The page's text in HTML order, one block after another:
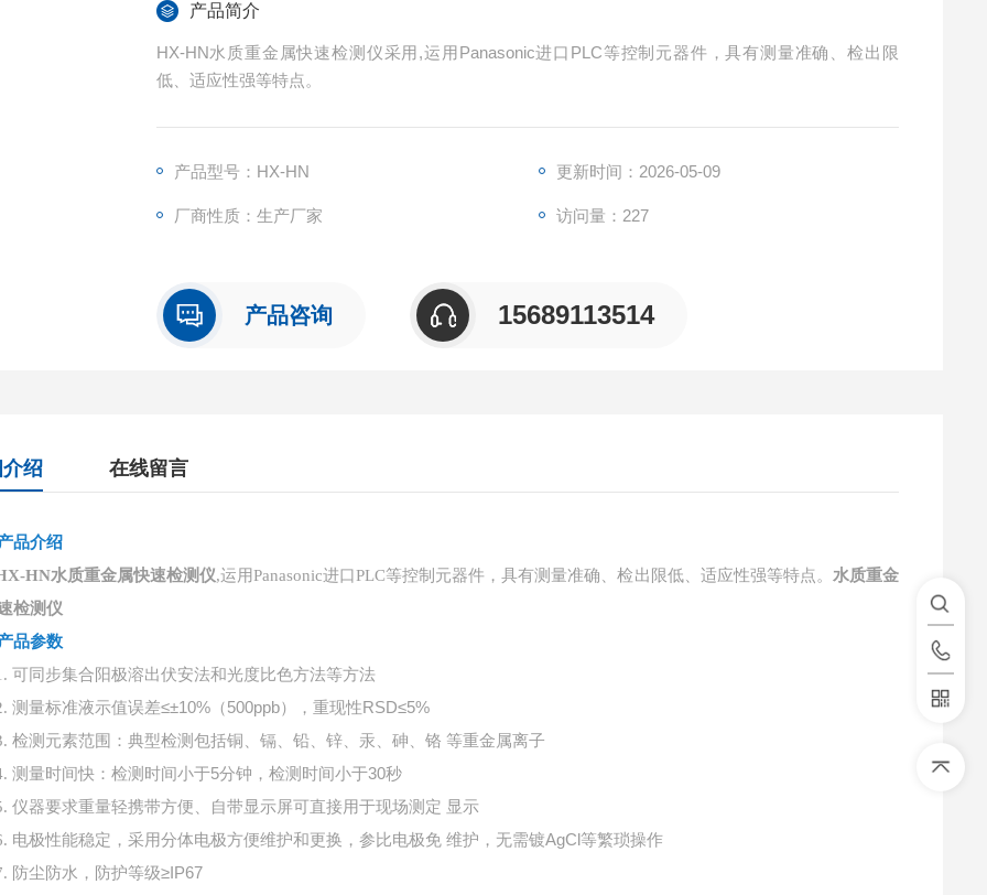
产品简介
HX-HN水质重金属快速检测仪采用,运用Panasonic进口PLC等控制元器件，具有测量准确、检出限
低、适应性强等特点。
产品型号：HX-HN 更新时间：2026-05-09
厂商性质：生产厂家 访问量：227
产品咨询 15689113514
绍 在线留言
品介绍
HN水质重金属快速检测仪,运用Panasonic进口PLC等控制元器件，具有测量准确、检出限低、适应性强等特点。 水质重金
检测仪
品参数
可同步集合阳极溶出伏安法和光度比色方法等方法
测量标准液示值误差≤±10%（500ppb），重现性RSD≤5%
检测元素范围：典型检测包括铜、镉、铅、锌、汞、砷、铬 等重金属离子
测量时间快：检测时间小于5分钟，检测时间小于30秒
仪器要求重量轻携带方便、自带显示屏可直接用于现场测定 显示
电极性能稳定，采用分体电极方便维护和更换，参比电极免 维护，无需镀AgCl等繁琐操作
防尘防水，防护等级≥IP67